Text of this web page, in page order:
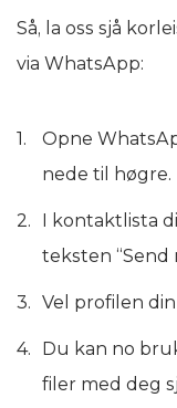
Så, la oss sjå
via WhatsApp:
Opne
nede til høgre.
I kontaktlista
teksten “Send
Vel profilen
Du kan no
filer med deg